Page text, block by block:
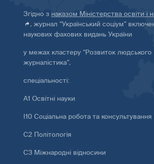
Згідно з наказом Міністерства освіти і
, журнал “Український соціум”
наукових фахових видань України
у межах кластеру “Розвиток людського
журналістика”,
спеціальності:
А1 Освітні науки
І10 Соціальна робота та консультування
С2 Політологія
С3 Міжнародні відносини